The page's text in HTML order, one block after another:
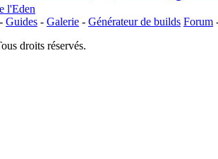
- Guides - Galerie - Générateur de builds Forum
droits réservés.